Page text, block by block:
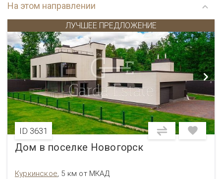
На этом направлении
ЛУЧШЕЕ ПРЕДЛОЖЕНИЕ
ID 3631
Дом в поселке Новогорск
Куркинское, 5 км от МКАД